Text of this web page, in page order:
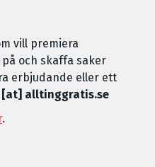
vill premiera
och skaffa saker
erbjudande eller ett
[at] alltinggratis.se
.